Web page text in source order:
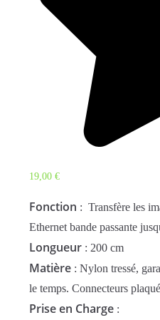
19,00 €
Fonction : Transfère les
Ethernet bande passante
Longueur : 200 cm
Matière : Nylon tressé,
le temps. Connecteurs
Prise en Charge :